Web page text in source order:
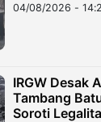
04/08/2026 -
IRGW Desak
Tambang
Soroti